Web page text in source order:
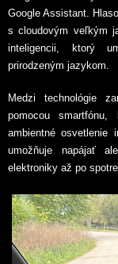
Google Assistant.
s cloudovým veľkým
inteligencii, ktorý
prirodzeným jazykom.
Medzi technológie
pomocou smartfónu,
ambientné osvetlenie
umožňuje napájať
elektroniky až po